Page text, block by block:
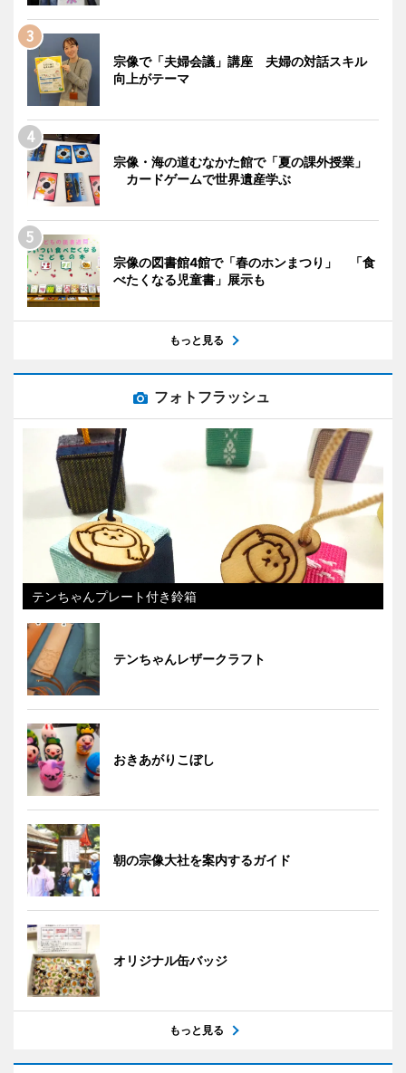
宗像で「夫婦会議」講座 夫婦の対話スキル
向上がテーマ
宗像・海の道むなかた館で「夏の課外授業」
カードゲームで世界遺産学ぶ
宗像の図書館4館で「春のホンまつり」 「食
べたくなる児童書」展示も
もっと見る
フォトフラッシュ
テンちゃんプレート付き鈴箱
テンちゃんレザークラフト
おきあがりこぼし
朝の宗像大社を案内するガイド
オリジナル缶バッジ
もっと見る